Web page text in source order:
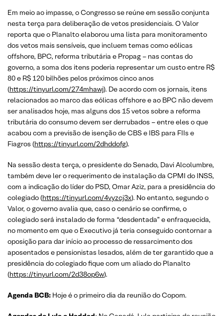
Em meio ao impasse, o Congresso se reúne em sessão conjunta
nesta terça para deliberação de vetos presidenciais. O Valor
reporta que o Planalto elaborou uma lista para monitoramento
dos vetos mais sensíveis, que incluem temas como eólicas
offshore, BPC, reforma tributária e Propag – nas contas do
governo, a soma dos itens poderia representar um custo entre R$
80 e R$ 120 bilhões pelos próximos cinco anos
(https://tinyurl.com/274mhawj). De acordo com os jornais, itens
relacionados ao marco das eólicas offshore e ao BPC não devem
ser analisados hoje, mas alguns dos 15 vetos sobre a reforma
tributária do consumo devem ser derrubados – entre eles o que
acabou com a previsão de isenção de CBS e IBS para FIIs e
Fiagros (https://tinyurl.com/2dhddofg).
Na sessão desta terça, o presidente do Senado, Davi Alcolumbre,
também deve ler o requerimento de instalação da CPMI do INSS,
com a indicação do líder do PSD, Omar Aziz, para a presidência do
colegiado (https://tinyurl.com/4vyzcj3x). No entanto, segundo o
Valor, o governo avalia que, caso o cenário se confirme, o
colegiado será instalado de forma “desdentada” e enfraquecida,
no momento em que o Executivo já teria conseguido contornar a
oposição para dar início ao processo de ressarcimento dos
aposentados e pensionistas lesados, além de ter garantido que a
presidência do colegiado fique com um aliado do Planalto
(https://tinyurl.com/2d38op6w).
Agenda BCB: Hoje é o primeiro dia da reunião do Copom.